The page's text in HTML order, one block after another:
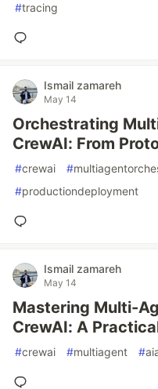
#tracing
Ismail zamareh
May 14
Orchestrating
CrewAI: From
#crewai #
#productiondeployment
Ismail zamareh
May 14
Mastering Multi-
CrewAI: A
#crewai #multiagent #